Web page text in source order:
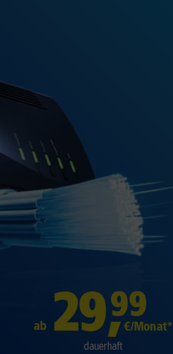
ab 29,99
€/Monat*
dauerhaft